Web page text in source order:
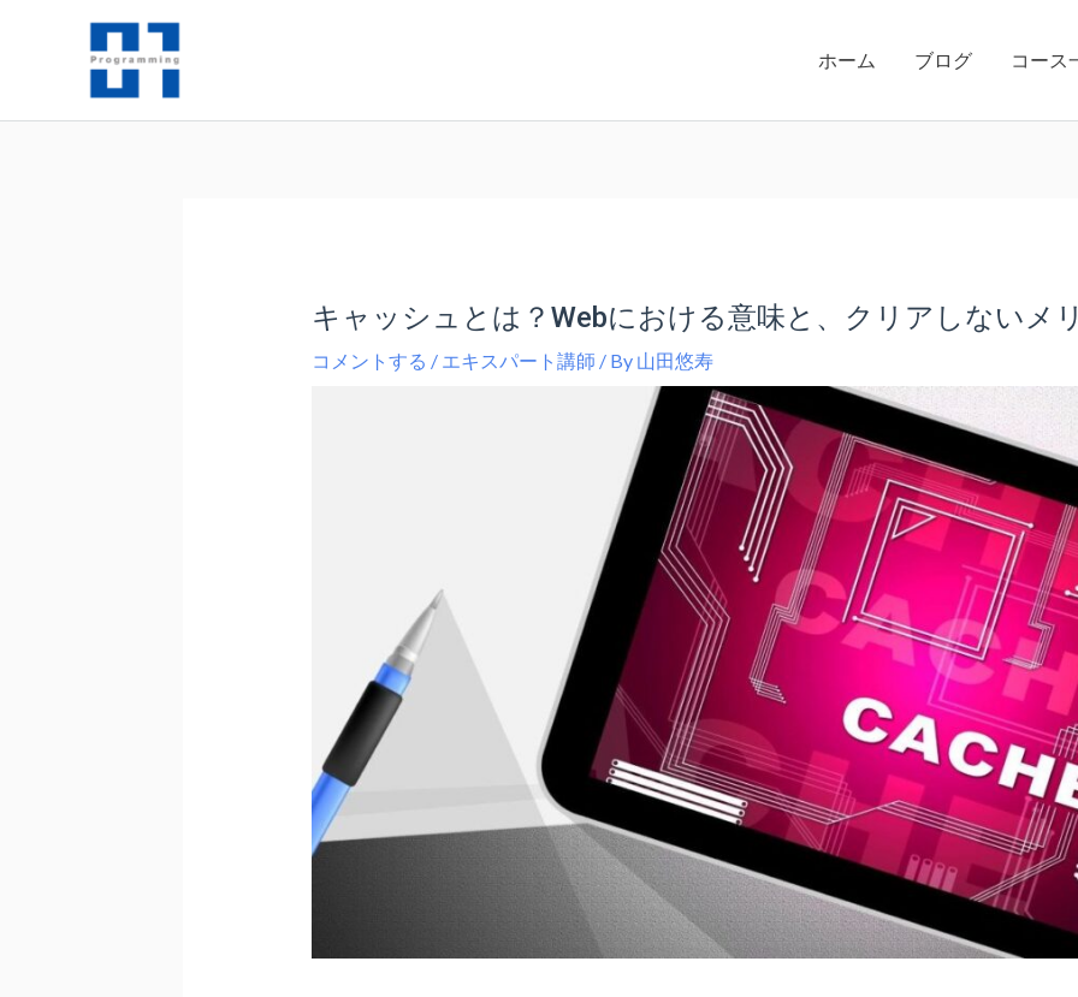
ス
ホーム ブログ コース
キャッシュとは？Webにおける意味と、クリアしないメ
コメントする / エキスパート講師 / By 山田悠寿